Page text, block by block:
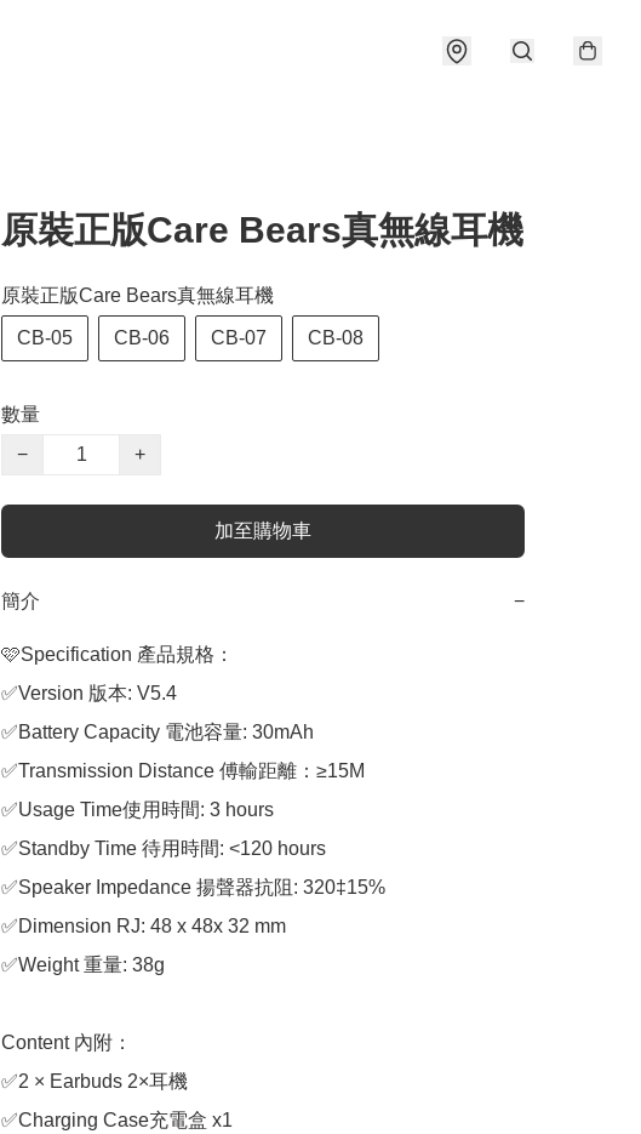
原裝正版Care Bears真無線耳機
原裝正版Care Bears真無線耳機
CB-05 CB-06 CB-07 CB-08
數量
−
+
加至購物車
簡介 −
🩷Specification 產品規格：
✅Version 版本: V5.4
✅Battery Capacity 電池容量: 30mAh
✅Transmission Distance 傅輸距離：≥15M
✅Usage Time使用時間: 3 hours
✅Standby Time 待用時間: <120 hours
✅Speaker Impedance 揚聲器抗阻: 320‡15%
✅Dimension RJ: 48 x 48x 32 mm
✅Weight 重量: 38g
Content 內附：
✅2 × Earbuds 2×耳機
✅Charging Case充電盒 x1